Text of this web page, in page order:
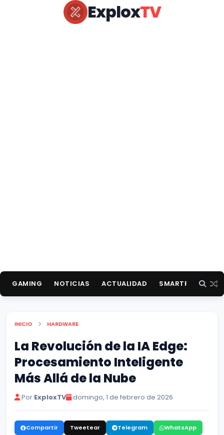
ExploxTV
GAMING NOTICIAS ACTUALIDAD SMARTPHONES
INICIO HARDWARE
La Revolución de la IA Edge:
Procesamiento Inteligente
Más Allá de la Nube
Por ExploxTV domingo, 1 de febrero de 2026
Compartir Tweetear Telegram WhatsApp